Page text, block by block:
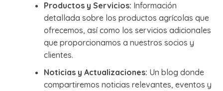
Productos y Servicios: Información
detallada sobre los productos agrícolas que
ofrecemos, así como los servicios adicionales
que proporcionamos a nuestros socios y
clientes.
Noticias y Actualizaciones: Un blog donde
compartiremos noticias relevantes, eventos y